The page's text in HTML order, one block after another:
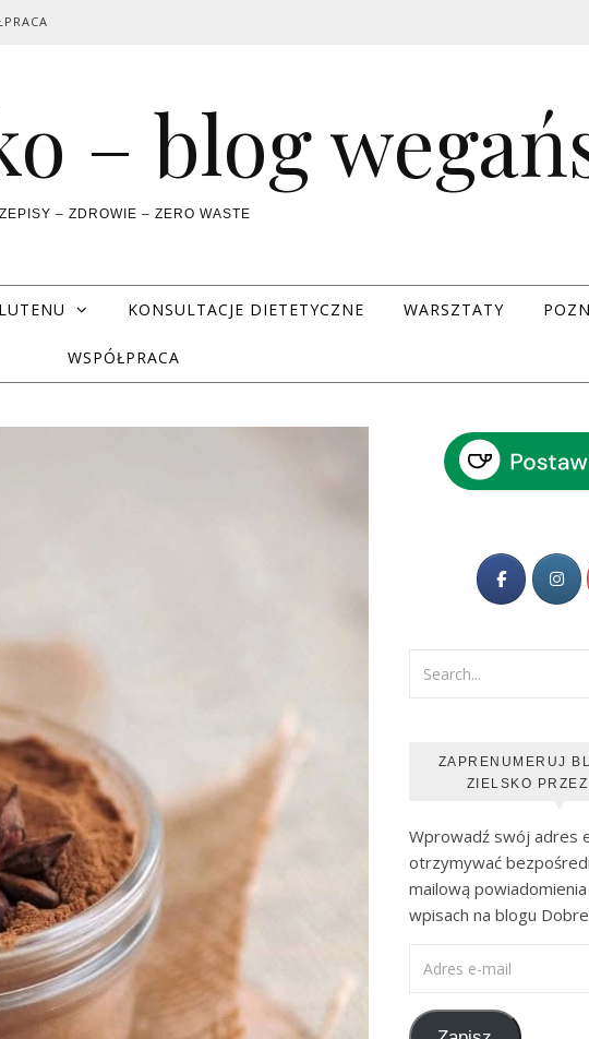
– blog
– ZDROWIE – ZERO WASTE
KONSULTACJE DIETETYCZNE WARSZTATY
WSPÓŁPRACA
ZAPRENUMERUJ
ZIELSKO
Wprowadź swój adres
otrzymywać
mailową
wpisach na blogu